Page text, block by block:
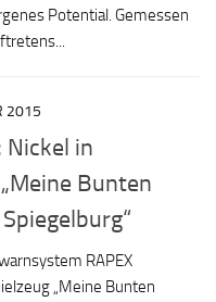
Potential. Gemessen
2015
Nickel in
Bunten
RAPEX
„Meine Bunten